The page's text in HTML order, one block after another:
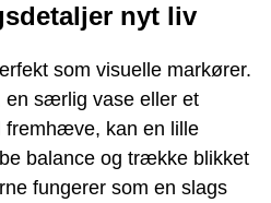
nyt liv
som visuelle markører.
en særlig vase eller et
kan en lille
balance og trække blikket
fungerer som en slags